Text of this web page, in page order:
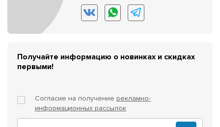
Получайте информацию о новинках и скидках
первыми!
Согласие на получение рекламно-
информационных рассылок